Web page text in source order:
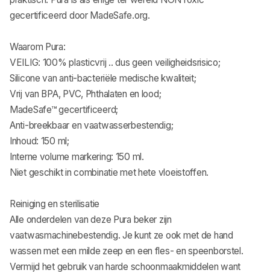
gecertificeerd door MadeSafe.org.
Waarom Pura:
VEILIG: 100% plasticvrij .. dus geen veiligheidsrisico;
Silicone van anti-bacteriële medische kwaliteit;
Vrij van BPA, PVC, Phthalaten en lood;
MadeSafe™ gecertificeerd;
Anti-breekbaar en vaatwasserbestendig;
Inhoud: 150 ml;
Interne volume markering: 150 ml.
Niet geschikt in combinatie met hete vloeistoffen.
Reiniging en sterilisatie
Alle onderdelen van deze Pura beker zijn
vaatwasmachinebestendig. Je kunt ze ook met de hand
wassen met een milde zeep en een fles- en speenborstel.
Vermijd het gebruik van harde schoonmaakmiddelen want